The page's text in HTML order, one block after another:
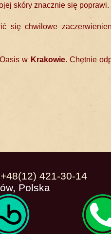
skóry znacznie się poprawi.
się chwilowe
Oasis w Krakowie. Chętnie
+48(12) 421-30-14
Polska